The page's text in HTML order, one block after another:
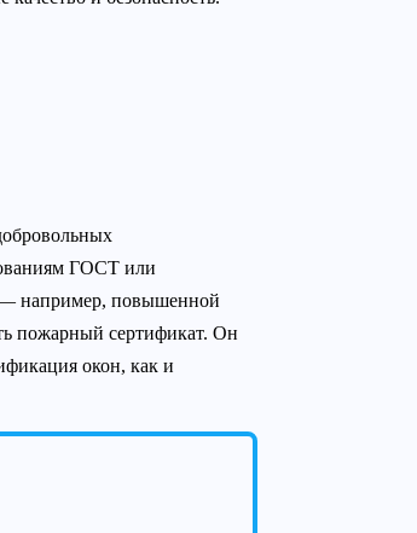
ГОСТ или
— например, повышенной
пожарный сертификат. Он
окон, как и